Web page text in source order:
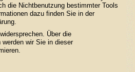
die Nichtbenutzung bestimmter Tools
dazu finden Sie in der
Über die
wir Sie in dieser